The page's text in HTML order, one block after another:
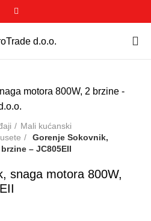
Mali kućanski
Gorenje Sokovnik,
– JC805EII
snaga motora 800W,